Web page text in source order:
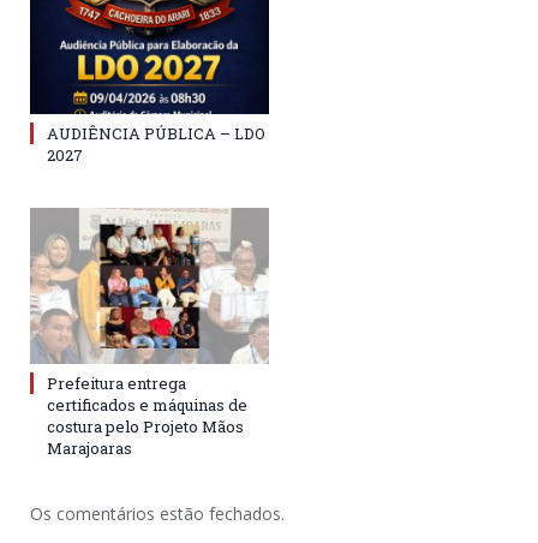
AUDIÊNCIA PÚBLICA – LDO
2027
Prefeitura entrega
certificados e máquinas de
costura pelo Projeto Mãos
Marajoaras
Os comentários estão fechados.